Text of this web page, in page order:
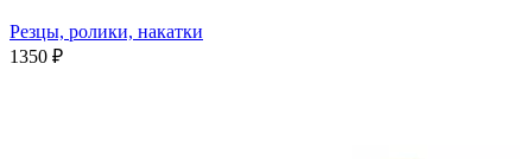
Резцы, ролики, накатки
1350 ₽